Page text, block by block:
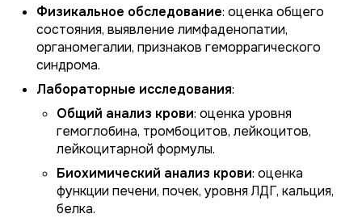
Физикальное обследование: оценка общего
состояния, выявление лимфаденопатии,
органомегалии, признаков геморрагического
синдрома.
Лабораторные исследования:
Общий анализ крови: оценка уровня
гемоглобина, тромбоцитов, лейкоцитов,
лейкоцитарной формулы.
Биохимический анализ крови: оценка
функции печени, почек, уровня ЛДГ, кальция,
белка.